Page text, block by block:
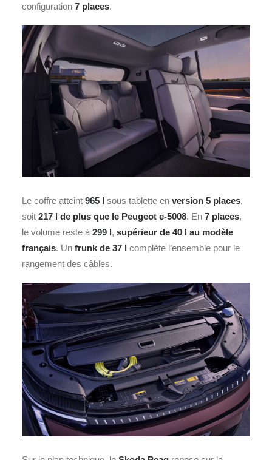
configuration 7 places.
Le coffre atteint 965 l sous tablette en version 5 places,
soit 217 l de plus que le Peugeot e‑5008. En 7 places,
le volume reste à 299 l, supérieur de 40 l au modèle
français. Un frunk de 37 l complète l’ensemble pour le
rangement des câbles.